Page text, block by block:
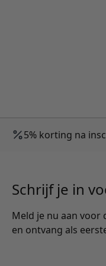
5% korting na
Schrijf je in
Meld je nu aan voor
en ontvang als